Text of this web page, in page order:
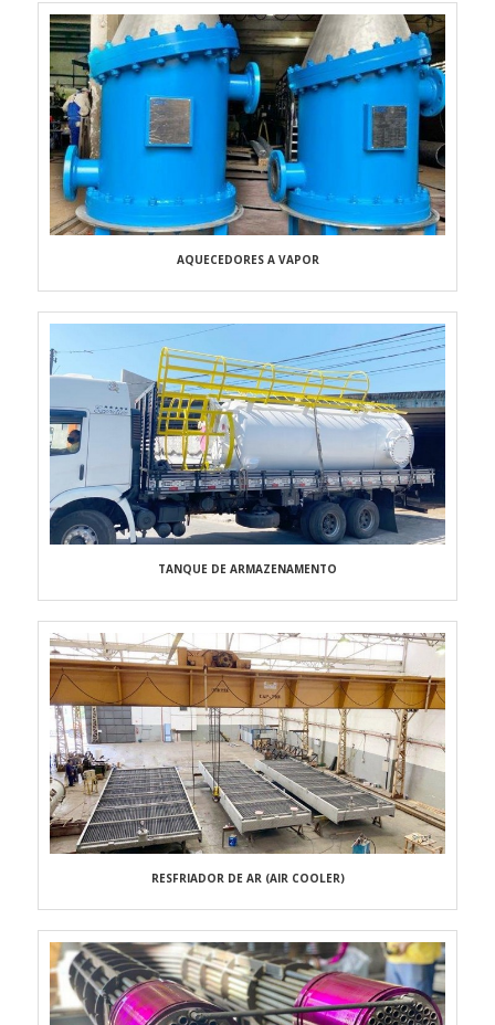
AQUECEDORES A VAPOR
TANQUE DE ARMAZENAMENTO
RESFRIADOR DE AR (AIR COOLER)